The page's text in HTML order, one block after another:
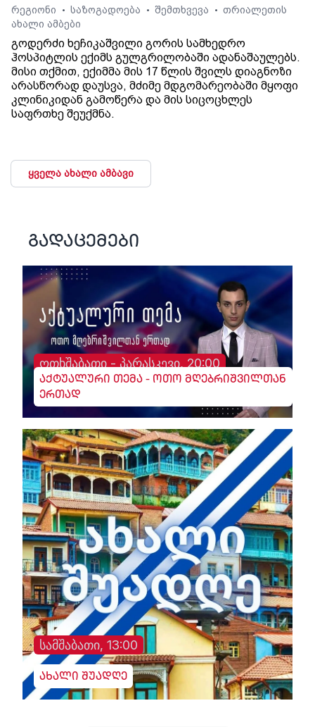
რეგიონი
• საზოგადოება • შემთხვევა • თრიალეთის
ახალი ამბები
გოდერძი ხეჩიკაშვილი გორის სამხედრო
ჰოსპიტლის ექიმს გულგრილობაში ადანაშაულებს.
მისი თქმით, ექიმმა მის 17 წლის შვილს დიაგნოზი
არასწორად დაუსვა, მძიმე მდგომარეობაში მყოფი
კლინიკიდან გამოწერა და მის სიცოცხლეს
საფრთხე შეუქმნა.
ყველა ახალი ამბავი
გადაცემები
ოთხშაბათი - პარასკევი, 20:00
აქტუალური თემა - ოთო მღებრიშვილთან
ერთად
სამშაბათი, 13:00
ახალი შუადღე